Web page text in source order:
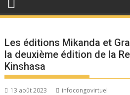
Les éditions Mikanda et
la deuxième édition de la
Kinshasa
13 août 2023 infocongovirtuel